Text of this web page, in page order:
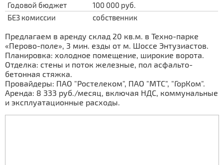
Годовой бюджет
100 000 руб.
БЕЗ комиссии
собственник
Предлагаем в аренду склад 20 кв.м. в Техно-парке
«Перово-поле», 3 мин. езды от м. Шоссе Энтузиастов.
Планировка: холодное помещение, широкие ворота.
Отделка: стены и поток железные, пол асфальто-
бетонная стяжка.
Провайдеры: ПАО "Ростелеком", ПАО "МТС", "ГорКом".
Аренда: 8 333 руб./месяц, включая НДС, коммунальные
и эксплуатационные расходы.